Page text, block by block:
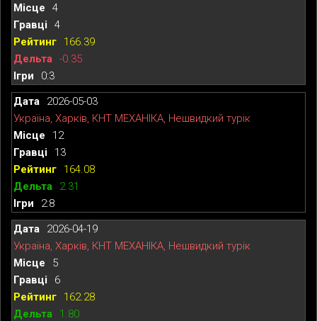
4
4
166.39
-0.35
0:3
2026-05-03
Україна, Харків, КНТ МЕХАНІКА, Нешвидкий турік
12
13
164.08
2.31
2:8
2026-04-19
Україна, Харків, КНТ МЕХАНІКА, Нешвидкий турік
5
6
162.28
1.80